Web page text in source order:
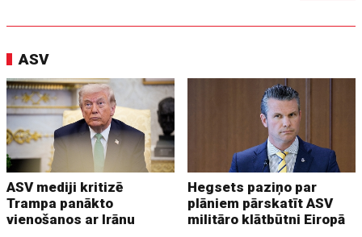
ASV
ASV mediji kritizē
Trampa panākto
vienošanos ar Irānu
Hegsets paziņo par
plāniem pārskatīt ASV
militāro klātbūtni Eiropā